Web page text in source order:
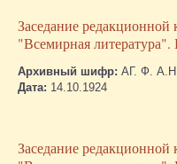
Заседание редакционной
"Всемирная литература".
Архивный шифр: АГ. Ф.
Дата: 14.10.1924
Заседание редакционной